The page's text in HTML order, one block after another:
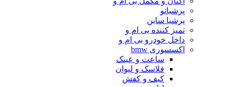
پرشیاتو
پرشیا ساین
تمیز کننده بی ام و
داخل خودرو بی ام و
اکسسوری bmw
ساعت و عینک
فلاسک و لیوان
کیف و کفش